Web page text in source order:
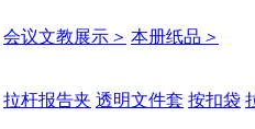
会议文教展示 ＞ 本册纸品 ＞
拉杆报告夹 透明文件套 按扣袋